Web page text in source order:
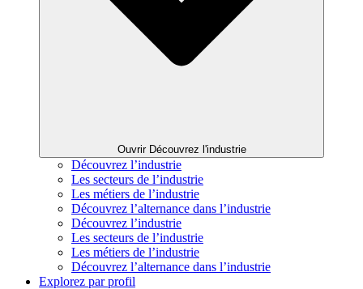
Ouvrir Découvrez l'industrie
Découvrez l’industrie
Les secteurs de l’industrie
Les métiers de l’industrie
Découvrez l’alternance dans l’industrie
Découvrez l’industrie
Les secteurs de l’industrie
Les métiers de l’industrie
Découvrez l’alternance dans l’industrie
Explorez par profil